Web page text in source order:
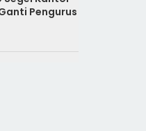
Pengurus